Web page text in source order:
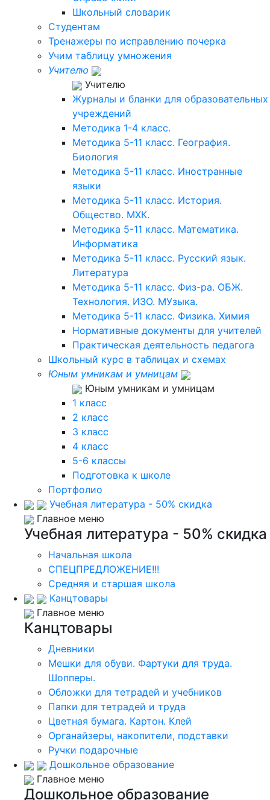
Школьный словарик
Студентам
Тренажеры по исправлению почерка
Учим таблицу умножения
Учителю
Учителю
Журналы и бланки для образовательных
учреждений
Методика 1-4 класс.
Методика 5-11 класс. География.
Биология
Методика 5-11 класс. Иностранные
языки
Методика 5-11 класс. История.
Общество. МХК.
Методика 5-11 класс. Математика.
Информатика
Методика 5-11 класс. Русский язык.
Литература
Методика 5-11 класс. Физ-ра. ОБЖ.
Технология. ИЗО. МУзыка.
Методика 5-11 класс. Физика. Химия
Нормативные документы для учителей
Практическая деятельность педагога
Школьный курс в таблицах и схемах
Юным умникам и умницам
Юным умникам и умницам
1 класс
2 класс
3 класс
4 класс
5-6 классы
Подготовка к школе
Портфолио
Учебная литература - 50% скидка
Главное меню
Учебная литература - 50% скидка
Начальная школа
СПЕЦПРЕДЛОЖЕНИЕ!!!
Средняя и старшая школа
Канцтовары
Главное меню
Канцтовары
Дневники
Мешки для обуви. Фартуки для труда.
Шопперы.
Обложки для тетрадей и учебников
Папки для тетрадей и труда
Цветная бумага. Картон. Клей
Органайзеры, накопители, подставки
Ручки подарочные
Дошкольное образование
Главное меню
Дошкольное образование